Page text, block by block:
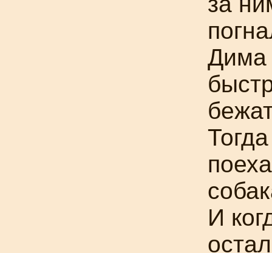
Дима
И